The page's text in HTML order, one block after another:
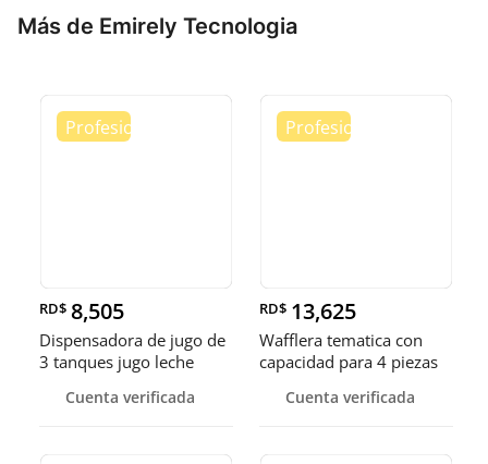
Más de Emirely Tecnologia
RD$ 8,505
Dispensadora de jugo de
3 tanques jugo leche
Cuenta verificada
RD$ 13,625
Wafflera tematica con
capacidad para 4 piezas
Cuenta verificada